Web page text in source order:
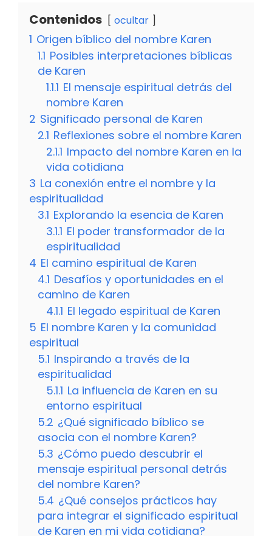
Contenidos ocultar
1 Origen bíblico del nombre Karen
1.1 Posibles interpretaciones bíblicas
de Karen
1.1.1 El mensaje espiritual detrás del
nombre Karen
2 Significado personal de Karen
2.1 Reflexiones sobre el nombre Karen
2.1.1 Impacto del nombre Karen en la
vida cotidiana
3 La conexión entre el nombre y la
espiritualidad
3.1 Explorando la esencia de Karen
3.1.1 El poder transformador de la
espiritualidad
4 El camino espiritual de Karen
4.1 Desafíos y oportunidades en el
camino de Karen
4.1.1 El legado espiritual de Karen
5 El nombre Karen y la comunidad
espiritual
5.1 Inspirando a través de la
espiritualidad
5.1.1 La influencia de Karen en su
entorno espiritual
5.2 ¿Qué significado bíblico se
asocia con el nombre Karen?
5.3 ¿Cómo puedo descubrir el
mensaje espiritual personal detrás
del nombre Karen?
5.4 ¿Qué consejos prácticos hay
para integrar el significado espiritual
de Karen en mi vida cotidiana?